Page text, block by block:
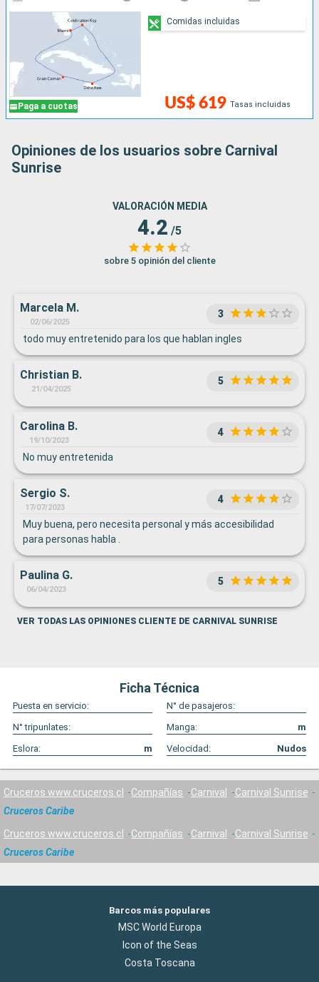
Paga a cuotas US$ 619 Tasas incluidas
Comidas incluidas
Opiniones de los usuarios sobre Carnival
Sunrise
VALORACIÓN MEDIA
4.2 /5
sobre 5 opinión del cliente
Marcela M.
02/06/2025
3
todo muy entretenido para los que hablan ingles
Christian B.
21/04/2025
5
Carolina B.
19/10/2023
4
No muy entretenida
Sergio S.
17/07/2023
4
Muy buena, pero necesita personal y más accesibilidad
para personas habla .
Paulina G.
06/04/2023
5
VER TODAS LAS OPINIONES CLIENTE DE CARNIVAL SUNRISE
Ficha Técnica
Puesta en servicio:
N° de pasajeros:
N° tripunlates:
Manga:
m
Eslora:
m Velocidad: Nudos
Cruceros www.cruceros.cl Compañías Carnival
Carnival Sunrise
Cruceros Caribe
Cruceros www.cruceros.cl Compañías Carnival
Carnival Sunrise
Cruceros Caribe
Barcos más populares
MSC World Europa
Icon of the Seas
Costa Toscana